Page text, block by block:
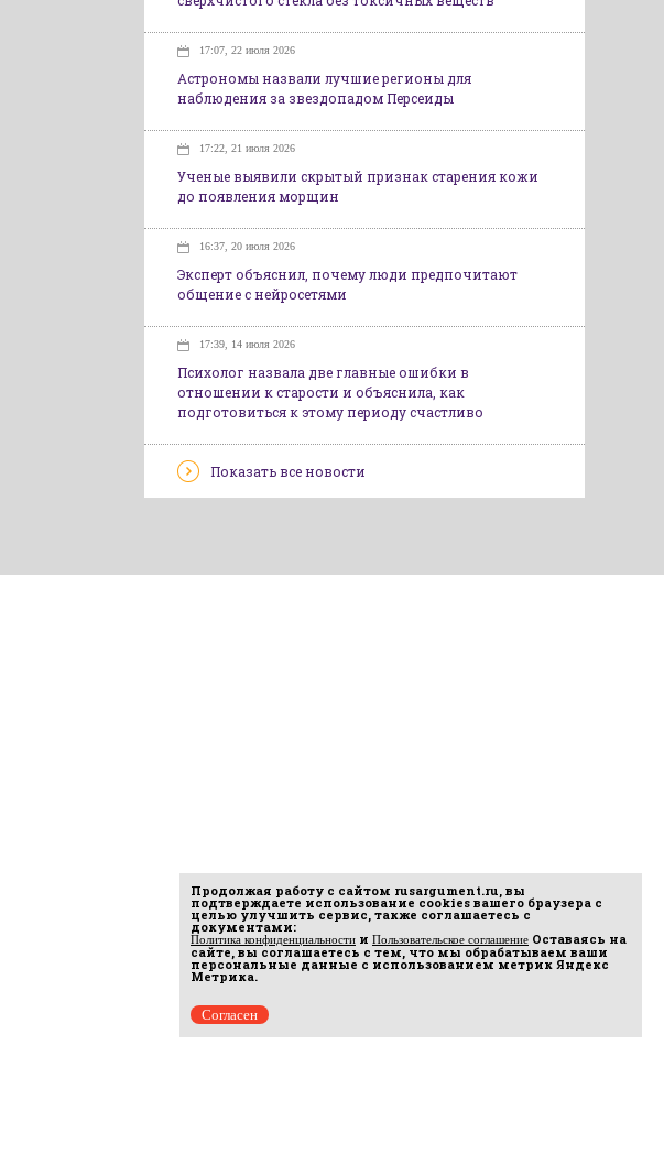
17:07, 22 июля 2026
Астрономы назвали лучшие регионы для
наблюдения за звездопадом Персеиды
17:22, 21 июля 2026
Ученые выявили скрытый признак старения кожи
до появления морщин
16:37, 20 июля 2026
Эксперт объяснил, почему люди предпочитают
общение с нейросетями
17:39, 14 июля 2026
Психолог назвала две главные ошибки в
отношении к старости и объяснила, как
подготовиться к этому периоду счастливо
Показать все новости
Продолжая работу с сайтом rusargument.ru, вы
подтверждаете использование cookies вашего браузера с
целью улучшить сервис, также соглашаетесь с
документами:
Политика конфиденциальности и Пользовательское соглашение Оставаясь на
сайте, вы соглашаетесь с тем, что мы обрабатываем ваши
персональные данные с использованием метрик Яндекс
Метрика.
Согласен